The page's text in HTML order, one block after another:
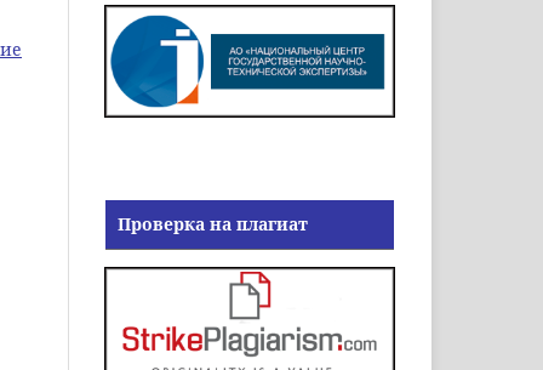
Проверка на плагиат